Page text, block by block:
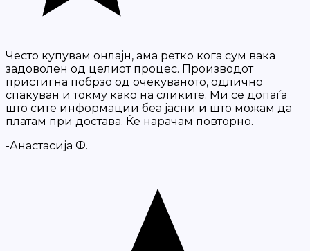
Често купувам онлајн, ама ретко кога сум вака
задоволен од целиот процес. Производот
пристигна побрзо од очекуваното, одлично
спакуван и токму како на сликите. Ми се допаѓа
што сите информации беа јасни и што можам да
платам при достава. Ќе нарачам повторно.
-Анастасија Ф.